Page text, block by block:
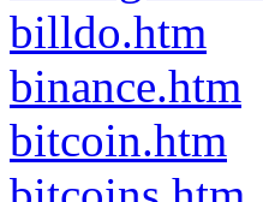
billdo.htm
binance.htm
bitcoin.htm